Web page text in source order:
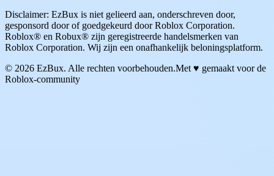
Disclaimer: EzBux is niet gelieerd aan, onderschreven door,
gesponsord door of goedgekeurd door Roblox Corporation.
Roblox® en Robux® zijn geregistreerde handelsmerken van
Roblox Corporation. Wij zijn een onafhankelijk beloningsplatform.
© 2026 EzBux. Alle rechten voorbehouden.Met ♥ gemaakt voor de
Roblox-community